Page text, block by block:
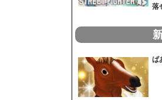
落
ば